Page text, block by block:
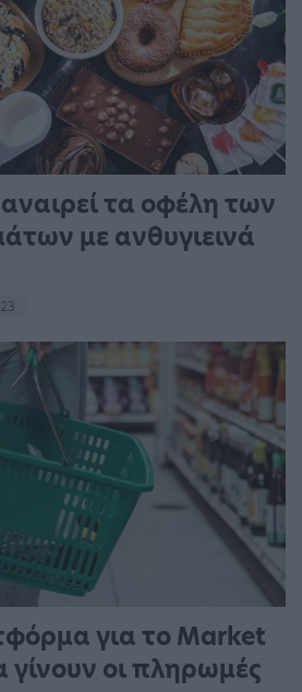
τα οφέλη των
με ανθυγιεινά
για το Market
γίνουν οι πληρωμές